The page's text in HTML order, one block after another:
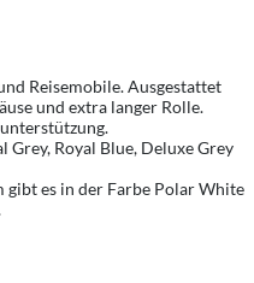
Reisemobile. Ausgestattet
und extra langer Rolle.
Grey, Royal Blue, Deluxe Grey
gibt es in der Farbe Polar White